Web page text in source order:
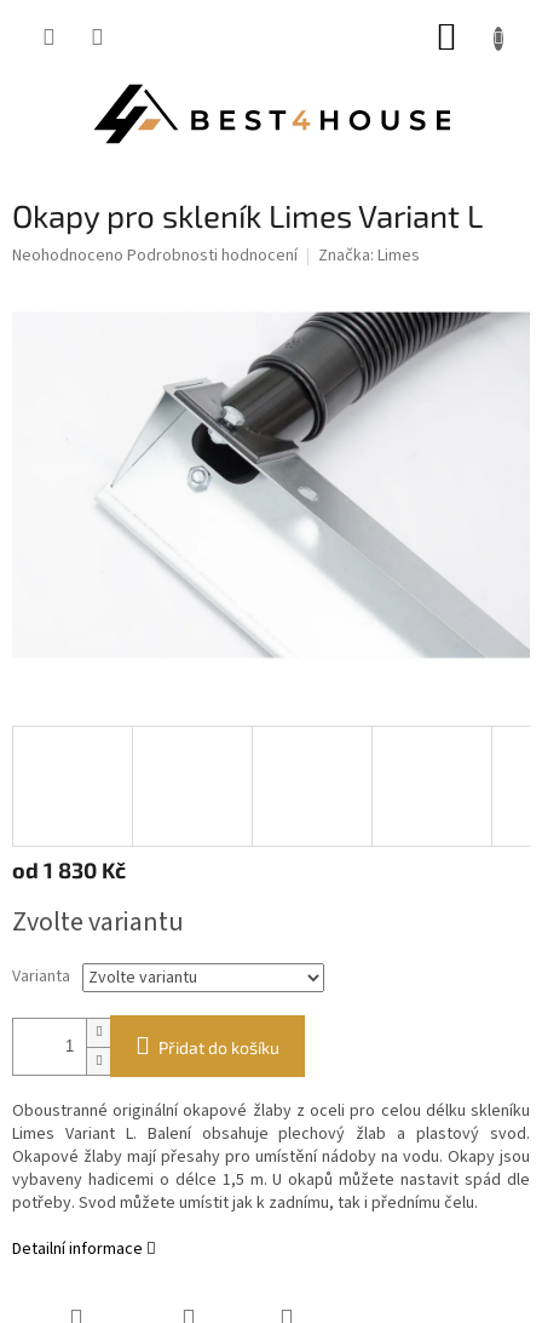
Okapy pro skleník Limes Variant L
Průměrné
Neohodnoceno Podrobnosti hodnocení Značka: Limes
od 1 830 Kč
cena:
Zvolte variantu
Varianta
Přidat do košíku
Oboustranné originální okapové žlaby z oceli pro celou délku skleníku
Limes Variant L. Balení obsahuje plechový žlab a plastový svod.
Okapové žlaby mají přesahy pro umístění nádoby na vodu. Okapy jsou
vybaveny hadicemi o délce 1,5 m. U okapů můžete nastavit spád dle
potřeby. Svod můžete umístit jak k zadnímu, tak i přednímu čelu.
Detailní informace